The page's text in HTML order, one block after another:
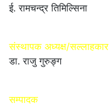
ई. रामचन्द्र तिमिल्सिना
संस्थापक अध्यक्ष/सल्लाहकार
डा. राजु गुरुङ्ग
सम्पादक